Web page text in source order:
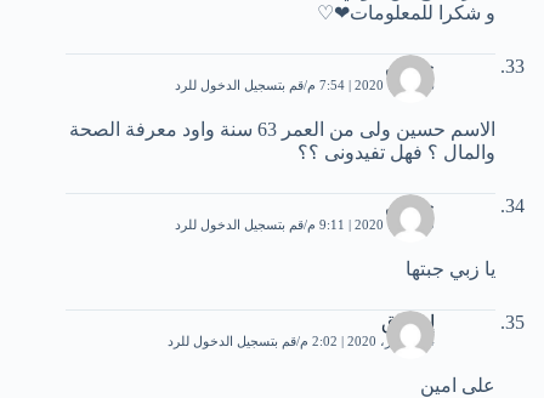
و شكرا للمعلومات❤♡
حسين
6 فبراير، 2020 | 7:54 م قم بتسجيل الدخول للرد
الاسم حسين ولى من العمر 63 سنة واود معرفة الصحة
والمال ؟ فهل تفيدونى ؟؟
حسين
9 فبراير، 2020 | 9:11 م قم بتسجيل الدخول للرد
يا زبي جبتها
إسحاق
14 فبراير، 2020 | 2:02 م قم بتسجيل الدخول للرد
على امين